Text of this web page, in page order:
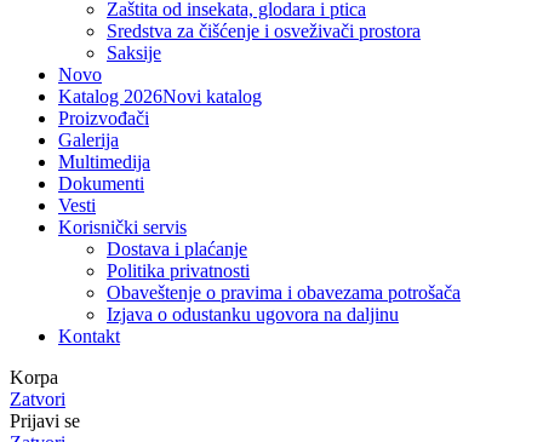
Zaštita od insekata, glodara i ptica
Sredstva za čišćenje i osveživači prostora
Saksije
Novo
Katalog 2026Novi katalog
Proizvođači
Galerija
Multimedija
Dokumenti
Vesti
Korisnički servis
Dostava i plaćanje
Politika privatnosti
Obaveštenje o pravima i obavezama potrošača
Izjava o odustanku ugovora na daljinu
Kontakt
Korpa
Zatvori
Prijavi se